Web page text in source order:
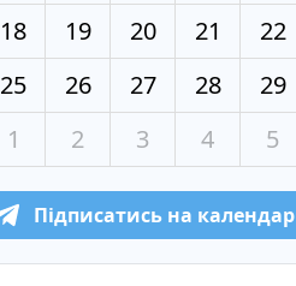
18 19 20 21 22
25 26 27 28 29
1 2 3 4 5
Підписатись на календар